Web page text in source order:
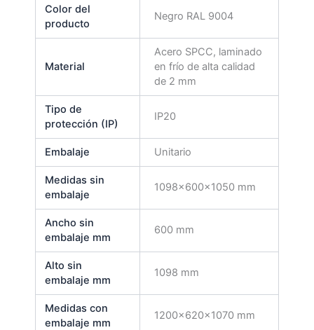
Color del
producto
Negro RAL 9004
Material
Acero SPCC, laminado
en frío de alta calidad
de 2 mm
Tipo de
protección (IP)
IP20
Embalaje Unitario
Medidas sin
embalaje
1098x600x1050 mm
Ancho sin
embalaje mm
600 mm
Alto sin
embalaje mm
1098 mm
Medidas con
embalaje mm
1200x620x1070 mm